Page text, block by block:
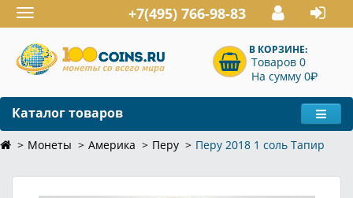
Toggle
navigation
+7(495) 766-98-83
В КОРЗИНЕ:
Товаров 0
На сумму 0P
Каталог товаров
Монеты Америка Перу Перу 2018 1 соль Тапир